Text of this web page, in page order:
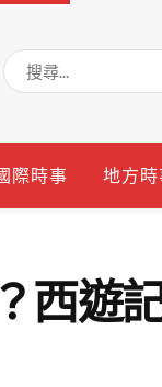
際時事 地方時
西遊